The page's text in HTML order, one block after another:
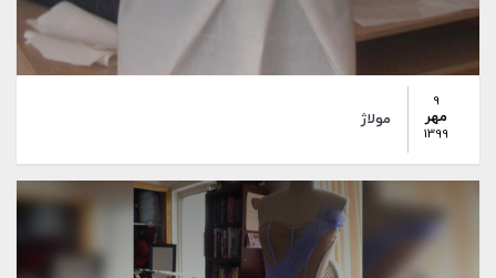
9
مهر
1399
مولاژ